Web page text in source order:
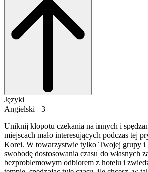
Języki
Angielski +3
Uniknij kłopotu czekania na innych i
miejscach mało interesujących podczas tej
Korei. W towarzystwie tylko Twojej grupy i
swobodę dostosowania czasu do własnych
bezproblemowym odbiorem z hotelu i